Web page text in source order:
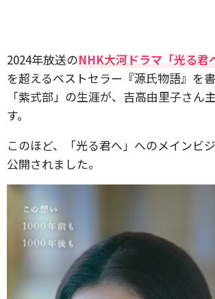
2024年放送のNHK大河ドラマ「光る君
を超えるベストセラー『源氏物語』を
「紫式部」の生涯が、吉高由里子さん
す。
このほど、「光る君へ」へのメインビ
公開されました。